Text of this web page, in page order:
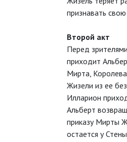
признавать
Второй акт
Перед
приходит
Мирта,
Жизели из ее
Илларион
Альберт
приказу Мирты
остается у